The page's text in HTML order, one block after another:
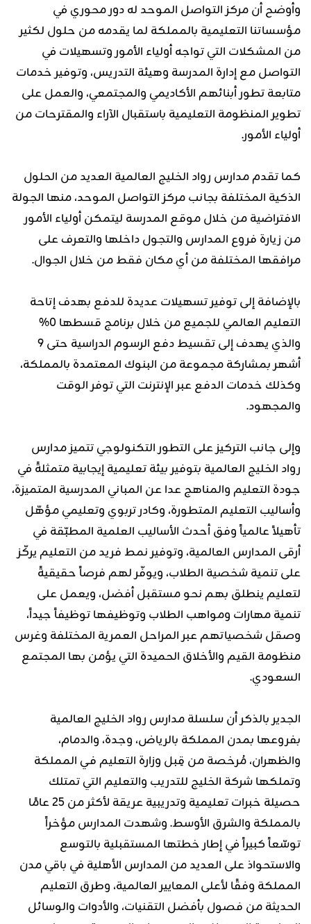
وأوضح أن مركز التواصل الموحد له دور محوري في
مؤسساتنا التعليمية بالمملكة لما يقدمه من حلول لكثير
من المشكلات التي تواجه أولياء الأمور وتسهيلات في
التواصل مع إدارة المدرسة وهيئة التدريس، وتوفير خدمات
متابعة تطور أبنائهم الأكاديمي والمجتمعي، والعمل على
تطوير المنظومة التعليمية باستقبال الآراء والمقترحات من
أولياء الأمور.
كما تقدم مدارس رواد الخليج العالمية العديد من الحلول
الذكية المختلفة بجانب مركز التواصل الموحد، منها الجولة
الافتراضية من خلال موقع المدرسة ليتمكن أولياء الأمور
من زيارة فروع المدارس والتجول داخلها والتعرف على
مرافقها المختلفة من أي مكان فقط من خلال الجوال.
بالإضافة إلى توفير تسهيلات عديدة للدفع بهدف إتاحة
التعليم العالمي للجميع من خلال برنامج قسطها 0%
والذي يهدف إلى تقسيط دفع الرسوم الدراسية حتى 9
أشهر بمشاركة مجموعة من البنوك المعتمدة بالمملكة،
وكذلك خدمات الدفع عبر الإنترنت التي توفر الوقت
والمجهود.
وإلى جانب التركيز على التطور التكنولوجي تتميز مدارس
رواد الخليج العالمية بتوفير بيئة تعليمية إيجابية متمثلةً في
جودة التعليم والمناهج عدا عن المباني المدرسية المتميزة،
وأساليب التعليم المتطورة، وكادر تربوي وتعليمي مؤهّل
تأهيلاً عالمياً وفق أحدث الأساليب العلمية المطبّقة في
أرقى المدارس العالمية، وتوفير نمط فريد من التعليم يركّز
على تنمية شخصية الطلاب، ويوفّر لهم فرصاً حقيقيةً
لتعليم ينطلق بهم نحو مستقبل أفضل، ويعمل على
تنمية مهارات ومواهب الطلاب وتوظيفها توظيفاً جيداً،
وصقل شخصياتهم عبر المراحل العمرية المختلفة وغرس
منظومة القيم والأخلاق الحميدة التي يؤمن بها المجتمع
السعودي.
الجدير بالذكر أن سلسلة مدارس رواد الخليج العالمية
بفروعها بمدن المملكة بالرياض، وجدة، والدمام،
والظهران، مُرخصة من قِبل وزارة التعليم فـي المملكة
وتملكها شركة الخليج للتدريب والتعليم التي تمتلك
حصيلة خبرات تعليمية وتدريبية عريقة لأكثر من 25 عامًا
بالمملكة والشرق الأوسط. وشهدت المدارس مؤخراً
توسّعاً كبيراً في إطار خطتها المستقبلية بالتوسع
والاستحواذ على العديد من المدارس الأهلية في باقي مدن
المملكة وفقًا لأعلى المعايير العالمية، وطرق التعليم
الحديثة من فصول بأفضل التقنيات، والأدوات والوسائل